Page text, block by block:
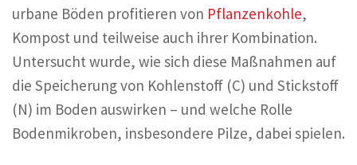
urbane Böden profitieren von Pflanzenkohle,
Kompost und teilweise auch ihrer Kombination.
Untersucht wurde, wie sich diese Maßnahmen auf
die Speicherung von Kohlenstoff (C) und Stickstoff
(N) im Boden auswirken – und welche Rolle
Bodenmikroben, insbesondere Pilze, dabei spielen.